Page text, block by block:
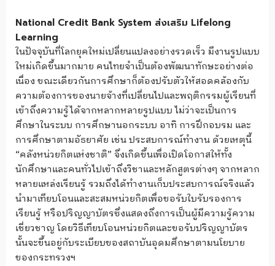
National Credit Bank System ส่งเสริม Lifelong
Learning
ในปัจจุบันที่โลกยุคใหม่เปลี่ยนแปลงอย่างรวดเร็ว มีงานรูปแบบ
ใหม่เกิดขึ้นมากมาย คนไทยจำเป็นต้องพัฒนาทักษะอย่างต่อ
เนื่อง ขณะเดียวกันการศึกษาก็ต้องปรับตัวให้สอดคล้องกับ
ความต้องการของนายจ้างที่เปลี่ยนไปและพฤติกรรมผู้เรียนที่
เข้าถึงความรู้ได้จากหลากหลายรูปแบบ ไม่ว่าจะเป็นการ
ศึกษาในระบบ การศึกษานอกระบบ อาทิ การฝึกอบรม และ
การศึกษาตามอัธยาศัย เช่น ประสบการณ์ทำงาน ด้วยเหตุนี้
“คลังหน่วยกิตแห่งชาติ” จึงเกิดขึ้นเพื่อเปิดโอกาสให้ทั้ง
นักศึกษาและคนทั่วไปเข้าถึงวิชาและหลักสูตรต่างๆ จากหลาก
หลายแหล่งเรียนรู้ รวมถึงได้ทำงานเก็บประสบการณ์จริงแล้ว
นำมาเทียบโอนและสะสมหน่วยกิตเพื่อขอรับใบรับรองการ
เรียนรู้ หรือปริญญาบัตรซึ่งแสดงถึงการเป็นผู้มีความรู้ความ
เชี่ยวชาญ โดยวิธีเทียบโอนหน่วยกิตและขอรับปริญญาบัตร
นั้นจะขึ้นอยู่กับระเบียบของสถาบันอุดมศึกษาตามนโยบาย
ของกระทรวงฯ